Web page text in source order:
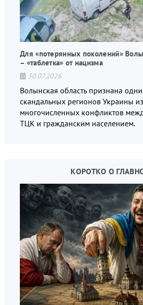
Для «потерянных поколений»
– «таблетка» от нацизма
30.07.2026
Волынская область признана
скандальных регионов Украины
многочисленных конфликтов
ТЦК и гражданским населением.
КОРОТКО О